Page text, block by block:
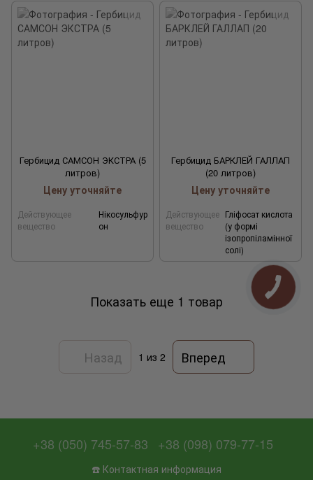
Гербицид САМСОН ЭКСТРА (5
литров)
Цену уточняйте
Действующее
вещество
Нікосульфур
он
Гербицид БАРКЛЕЙ ГАЛЛАП
(20 литров)
Цену уточняйте
Действующее
вещество
Гліфосат кислота
(у формі
ізопропіламінної
солі)
Показать еще 1 товар
Назад 1 из 2 Вперед
+38 (050) 745-57-83 +38 (098) 079-77-15
☎️ Контактная информация